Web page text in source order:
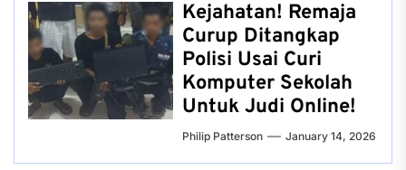
Kejahatan! Remaja
Curup Ditangkap
Polisi Usai Curi
Komputer Sekolah
Untuk Judi Online!
Philip Patterson January 14, 2026